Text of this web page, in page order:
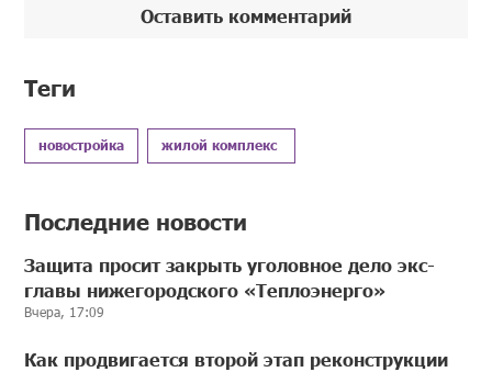
Оставить комментарий
Теги
новостройка жилой комплекс
Последние новости
Защита просит закрыть уголовное дело экс-
главы нижегородского «Теплоэнерго»
Вчера, 17:09
Как продвигается второй этап реконструкции